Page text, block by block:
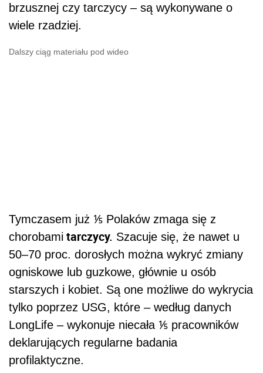
brzusznej czy tarczycy – są wykonywane o
wiele rzadziej.
Dalszy ciąg materiału pod wideo
Tymczasem już ⅕ Polaków zmaga się z
chorobami tarczycy. Szacuje się, że nawet u
50–70 proc. dorosłych można wykryć zmiany
ogniskowe lub guzkowe, głównie u osób
starszych i kobiet. Są one możliwe do wykrycia
tylko poprzez USG, które – według danych
LongLife – wykonuje niecała ⅕ pracowników
deklarujących regularne badania
profilaktyczne.